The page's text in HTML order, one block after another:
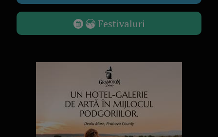
Festivaluri